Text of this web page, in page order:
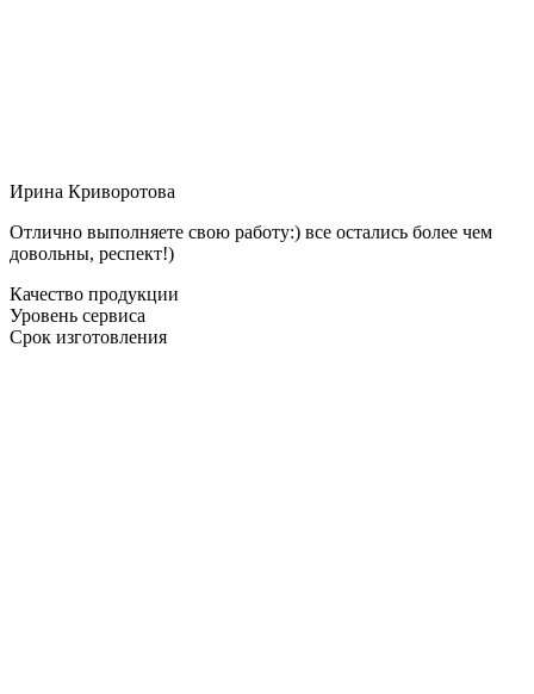
Ирина Криворотова
Отлично выполняете свою работу:) все остались более чем
довольны, респект!)
Качество продукции
Уровень сервиса
Срок изготовления